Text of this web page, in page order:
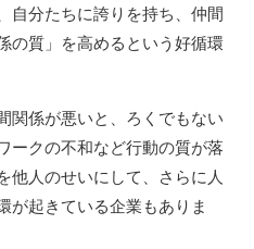
自分たちに誇りを持ち、仲間
の質」を高めるという好循環
関係が悪いと、ろくでもない
ークの不和など行動の質が落
他人のせいにして、さらに人
が起きている企業もありま